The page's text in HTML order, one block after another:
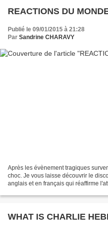
REACTIONS DU
Publié le 09/01/2015 à 21:28
Par Sandrine CHARAVY
Après les évènement tragiques
choc. Je vous laisse découvrir le
anglais et en français qui réaffirme
WHAT IS CHARLIE